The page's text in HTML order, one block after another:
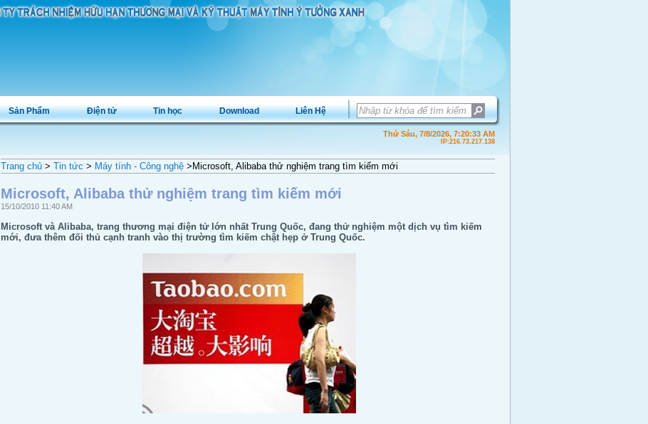
Sản Phẩm Điện tử Tin học Download Liên Hệ
Thứ Sáu, 7/8/2026, 7:20:33 AM
IP:216.73.217.138
Trang chủ > Tin tức > Máy tính - Công nghệ >Microsoft, Alibaba thử nghiệm trang tìm kiếm mới
Microsoft, Alibaba thử nghiệm trang tìm kiếm mới
15/10/2010 11:40 AM
Microsoft và Alibaba, trang thương mại điện tử lớn nhất Trung Quốc, đang thử nghiệm một dịch vụ tìm kiếm
mới, đưa thêm đối thủ cạnh tranh vào thị trường tìm kiếm chật hẹp ở Trung Quốc.